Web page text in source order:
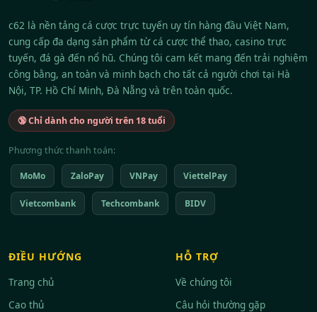
c62 là nền tảng cá cược trực tuyến uy tín hàng đầu Việt Nam,
cung cấp đa dạng sản phẩm từ cá cược thể thao, casino trực
tuyến, đá gà đến nổ hũ. Chúng tôi cam kết mang đến trải nghiệm
công bằng, an toàn và minh bạch cho tất cả người chơi tại Hà
Nội, TP. Hồ Chí Minh, Đà Nẵng và trên toàn quốc.
🔞 Chỉ dành cho người trên 18 tuổi
Phương thức thanh toán:
MoMo ZaloPay VNPay ViettelPay
Vietcombank Techcombank BIDV
ĐIỀU HƯỚNG
Trang chủ
Cao thủ
HỖ TRỢ
Về chúng tôi
Câu hỏi thường gặp